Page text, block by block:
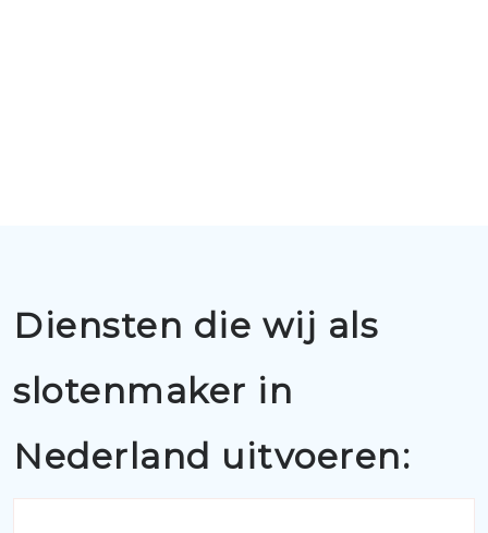
Diensten die wij als
slotenmaker in
Nederland uitvoeren: